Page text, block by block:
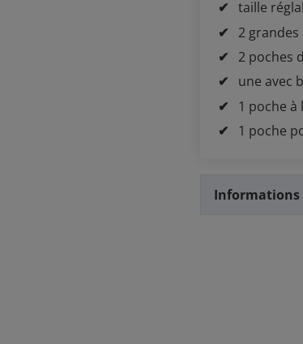
taille
2
2 poches
une avec
1 poche
1 poche
Informations